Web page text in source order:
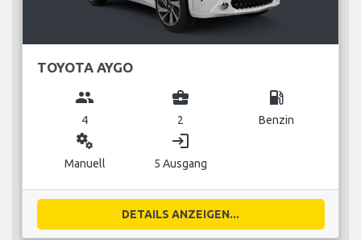
TOYOTA AYGO
group
4
business_center
2
local_gas_station
Benzin
miscellaneous_services
Manuell
login
5 Ausgang
DETAILS ANZEIGEN...